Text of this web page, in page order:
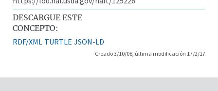
DESCARGUE ESTE
CONCEPTO:
RDF/XML TURTLE JSON-LD
Creado 3/10/08, última modificación 17/2/17